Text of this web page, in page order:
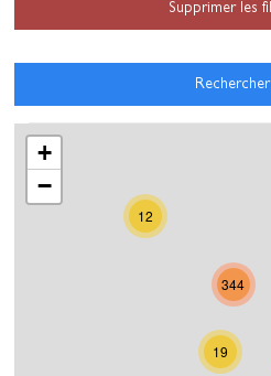
Supprimer les
19
12
344
+
−